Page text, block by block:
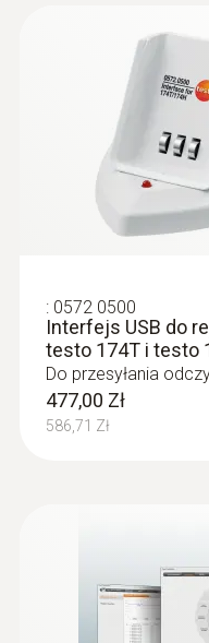
: 0572 0500
Interfejs USB do
testo 174T i testo
Do przesyłania
477,00 Zł
586,71 Zł